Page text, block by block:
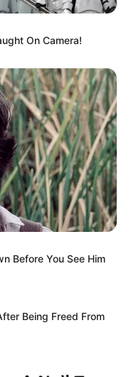
On Camera!
Before You See Him
Being Freed From